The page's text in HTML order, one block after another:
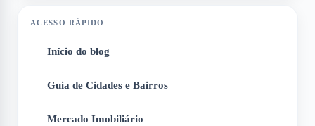
ACESSO RÁPIDO
Início do blog
Guia de Cidades e Bairros
Mercado Imobiliário